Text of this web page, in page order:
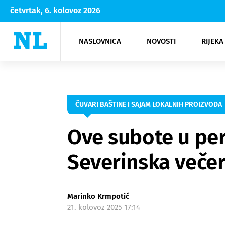
četvrtak, 6. kolovoz 2026
NASLOVNICA NOVOSTI
Rijeka Opatija
NK
Moda
Kultura
ČUVARI BAŠTINE I SAJAM LOKALNIH PROIZVODA
Ove subote u
Severinska
Marinko Krmpotić
21. kolovoz 2025 17:14